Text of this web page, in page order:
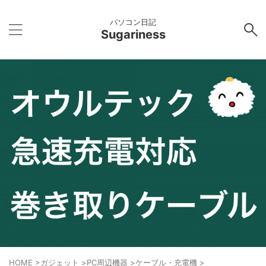
パソコン日記
Sugariness
HOME >ガジェット >PC周辺機器 >ケーブル・充電機 >